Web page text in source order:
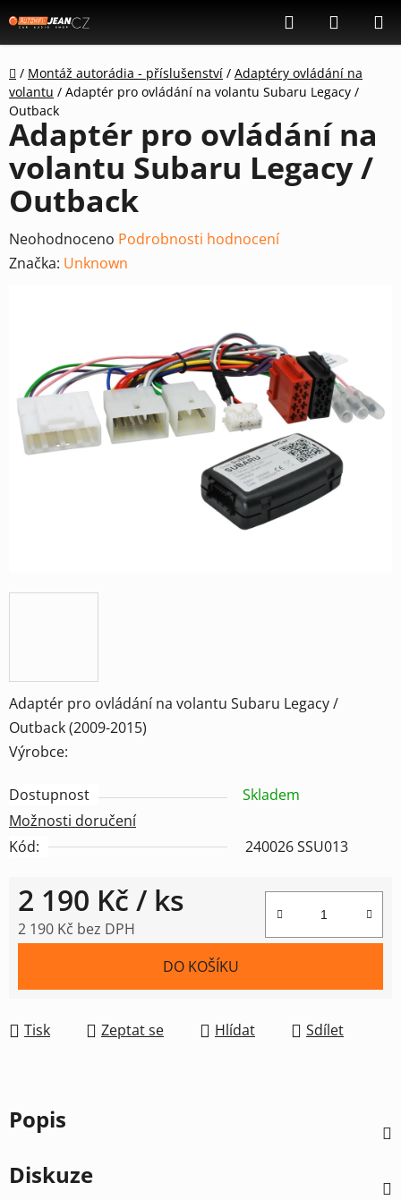
na
obsah
Hledat
KOŠÍK
Domů
/ Montáž autorádia - příslušenství / Adaptéry ovládání na
volantu / Adaptér pro ovládání na volantu Subaru Legacy /
Outback
Adaptér pro ovládání na volantu Subaru Legacy /
Outback (2009-2015)
Výrobce:
Dostupnost
Skladem
Možnosti doručení
Kód:
240026 SSU013
2 190 Kč / ks
2 190 Kč bez DPH
DO KOŠÍKU
Tisk Zeptat se Hlídat Sdílet
Adaptér pro ovládání na
volantu Subaru Legacy /
Outback
Průměrné
hodnocení
Neohodnoceno Podrobnosti hodnocení
Značka: Unknown
Popis
Diskuze